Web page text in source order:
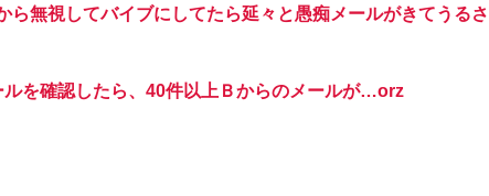
ら無視してバイブにしてたら延々と愚痴メールがきてうる
ルを確認したら、40件以上Ｂからのメールが…orz